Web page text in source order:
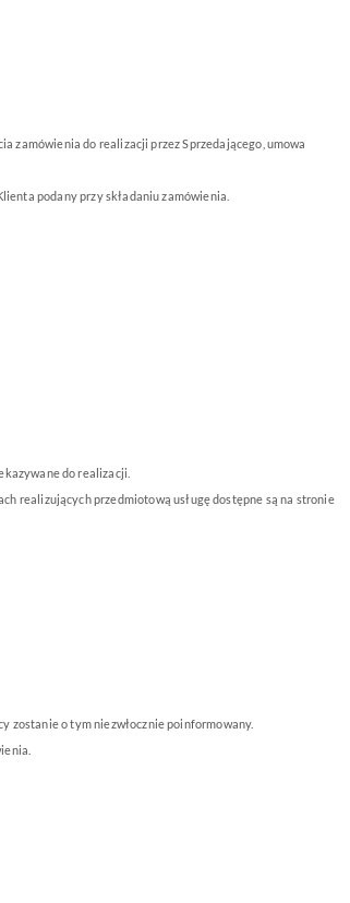
zamówienia do realizacji przez Sprzedającego, umowa
podany przy składaniu zamówienia.
do realizacji.
realizujących przedmiotową usługę dostępne są na stronie
zostanie o tym niezwłocznie poinformowany.